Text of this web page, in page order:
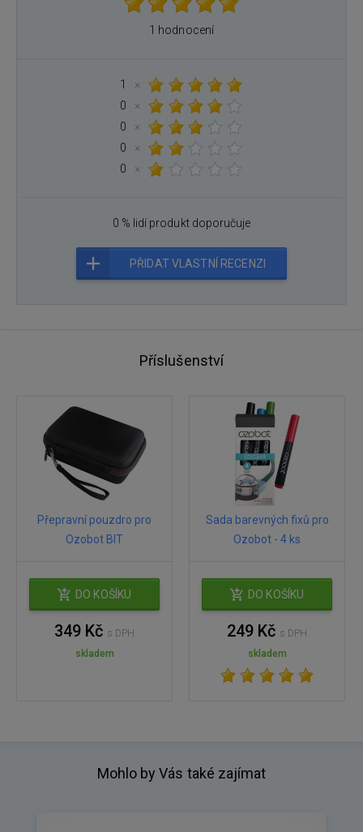
1 hodnocení
1
×
0
×
0
×
0
×
0
×
0 % lidí produkt doporučuje
PŘIDAT VLASTNÍ RECENZI
Příslušenství
Přepravní pouzdro pro
Ozobot BIT
DO KOŠÍKU
349 Kč s DPH
skladem
Sada barevných fixů pro
Ozobot - 4 ks
DO KOŠÍKU
249 Kč s DPH
skladem
Mohlo by Vás také zajímat